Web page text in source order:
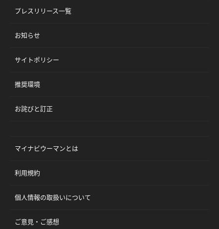
プレスリリース一覧
お知らせ
サイトポリシー
推奨環境
お詫びと訂正
マイナビウーマンとは
利用規約
個人情報の取扱いについて
ご意見・ご感想